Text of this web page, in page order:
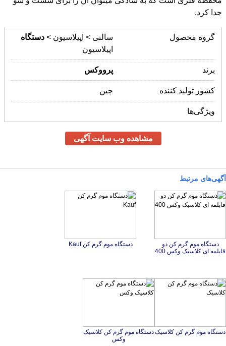
جدا کرد.
گروه محصول سالنی > اپیلاسیون > دستگاه
اپیلاسیون
برند پرووکس
کشور تولید کننده چین
ویژگی‌ها
مشاهده وب سایت آگهی
آگهی‌های مرتبط
دستگاه موم گرم کن دو
قابلمه ای کلاسیک وکس 400
دستگاه موم گرم کن Kauf
دستگاه موم گرم کن کلاسیکدستگاه موم گرم کن کلاسیک
وکس